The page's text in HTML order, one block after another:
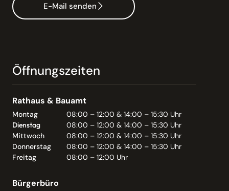
E-Mail senden
Öffnungszeiten
Rathaus & Bauamt
Montag
08:00 – 12:00 & 14:00 – 15:30 Uhr
Dienstag
08:00 – 12:00 & 14:00 – 15:30 Uhr
Mittwoch
08:00 – 12:00 & 14:00 – 15:30 Uhr
Donnerstag
08:00 – 12:00 & 14:00 – 15:30 Uhr
Freitag
08:00 – 12:00 Uhr
Bürgerbüro